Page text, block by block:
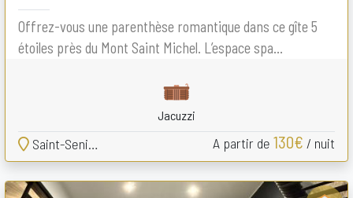
Offrez-vous une parenthèse romantique dans ce gîte 5
étoiles près du Mont Saint Michel. L’espace spa...
Jacuzzi
Saint-Senier-de-Beuvron A partir de 130€ / nuit